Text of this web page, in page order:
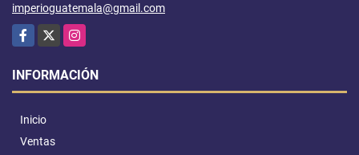
imperioguatemala@gmail.com
Facebook
X Instagram
INFORMACIÓN
Inicio
Ventas